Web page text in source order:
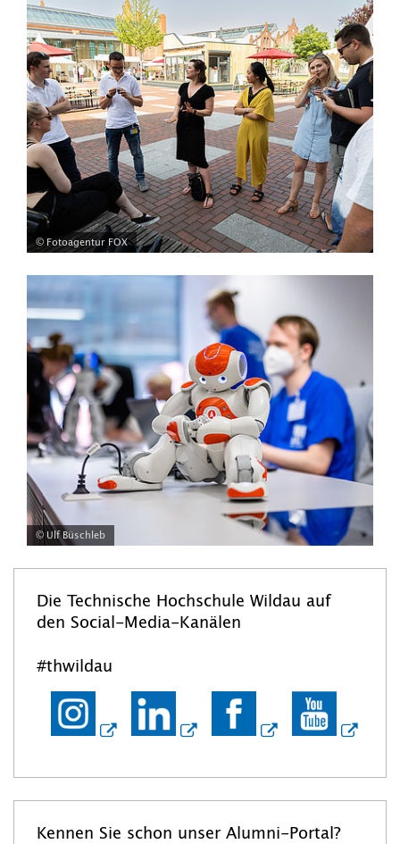
© Fotoagentur FOX
© Ulf Büschleb
Die Technische Hochschule Wildau auf
den Social-Media-Kanälen
#thwildau
Kennen Sie schon unser Alumni-Portal?